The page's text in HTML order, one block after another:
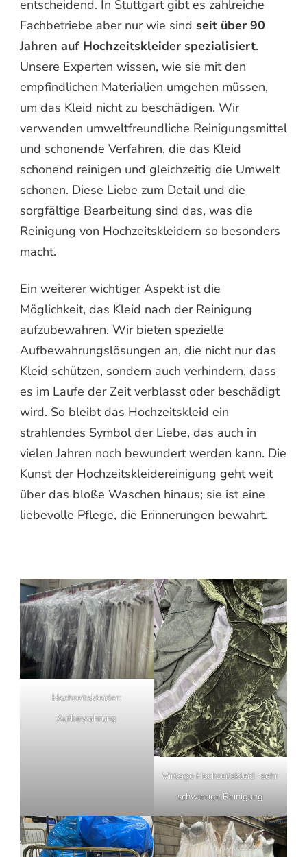
entscheidend. In Stuttgart gibt es zahlreiche
Fachbetriebe aber nur wie sind seit über 90
Jahren auf Hochzeitskleider spezialisiert.
Unsere Experten wissen, wie sie mit den
empfindlichen Materialien umgehen müssen,
um das Kleid nicht zu beschädigen. Wir
verwenden umweltfreundliche Reinigungsmittel
und schonende Verfahren, die das Kleid
schonend reinigen und gleichzeitig die Umwelt
schonen. Diese Liebe zum Detail und die
sorgfältige Bearbeitung sind das, was die
Reinigung von Hochzeitskleidern so besonders
macht.
Ein weiterer wichtiger Aspekt ist die
Möglichkeit, das Kleid nach der Reinigung
aufzubewahren. Wir bieten spezielle
Aufbewahrungslösungen an, die nicht nur das
Kleid schützen, sondern auch verhindern, dass
es im Laufe der Zeit verblasst oder beschädigt
wird. So bleibt das Hochzeitskleid ein
strahlendes Symbol der Liebe, das auch in
vielen Jahren noch bewundert werden kann. Die
Kunst der Hochzeitskleidereinigung geht weit
über das bloße Waschen hinaus; sie ist eine
liebevolle Pflege, die Erinnerungen bewahrt.
Hochzeitskleider:
Aufbewahrung
Vintage Hochzeitskleid -sehr
schwierige Reinigung